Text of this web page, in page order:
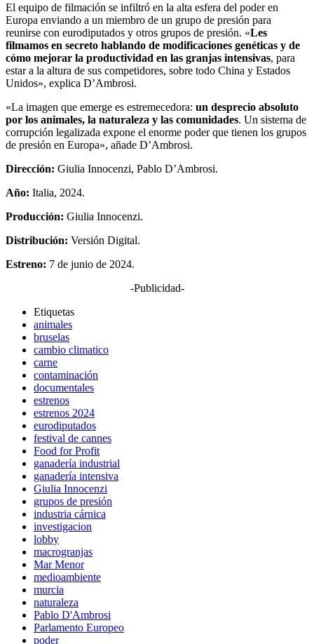
El equipo de filmación se infiltró en la alta esfera del poder en
Europa enviando a un miembro de un grupo de presión para
reunirse con eurodiputados y otros grupos de presión. «Les
filmamos en secreto hablando de modificaciones genéticas y de
cómo mejorar la productividad en las granjas intensivas, para
estar a la altura de sus competidores, sobre todo China y Estados
Unidos», explica D’Ambrosi.
«La imagen que emerge es estremecedora: un desprecio absoluto
por los animales, la naturaleza y las comunidades. Un sistema de
corrupción legalizada expone el enorme poder que tienen los grupos
de presión en Europa», añade D’Ambrosi.
Dirección: Giulia Innocenzi, Pablo D’Ambrosi.
Año: Italia, 2024.
Producción: Giulia Innocenzi.
Distribución: Versión Digital.
Estreno: 7 de junio de 2024.
-Publicidad-
Etiquetas
animales
bruselas
cambio climatico
carne
contaminación
documentales
estrenos
estrenos 2024
eurodiputados
festival de cannes
Food for Profit
ganadería industrial
ganadería intensiva
Giulia Innocenzi
grupos de presión
industria cárnica
investigacion
lobby
macrogranjas
Mar Menor
medioambiente
murcia
naturaleza
Pablo D'Ambrosi
Parlamento Europeo
poder